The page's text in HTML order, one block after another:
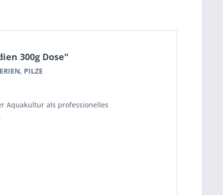
300g Dose"
PILZE
Aquakultur als professionelles